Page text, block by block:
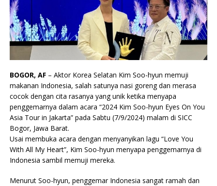
BOGOR, AF – Aktor Korea Selatan Kim Soo-hyun memuji
makanan Indonesia, salah satunya nasi goreng dan merasa
cocok dengan cita rasanya yang unik ketika menyapa
penggemarnya dalam acara “2024 Kim Soo-hyun Eyes On You
Asia Tour in Jakarta” pada Sabtu (7/9/2024) malam di SICC
Bogor, Jawa Barat.
Usai membuka acara dengan menyanyikan lagu “Love You
With All My Heart”, Kim Soo-hyun menyapa penggemarnya di
Indonesia sambil memuji mereka.
Menurut Soo-hyun, penggemar Indonesia sangat ramah dan